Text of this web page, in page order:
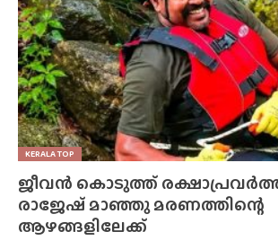
KERALA TOP
ജീവൻ കൊടുത്ത്
രാജേഷ് മാഞ്ഞു മരണത്തിന്റെ
ആഴങ്ങളിലേക്ക്